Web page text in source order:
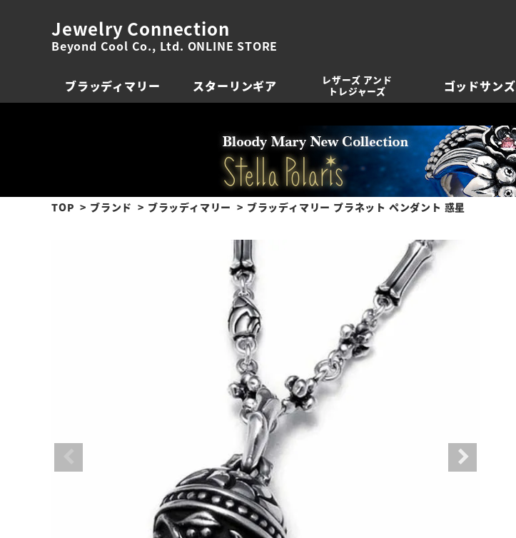
Jewelry Connection
Beyond Cool Co., Ltd. ONLINE STORE
ブラッディマリー スターリンギア
レザーズ アンド
トレジャーズ
ゴッドサンズ
TOP ブランド ブラッディマリー ブラッディマリー プラネット ペンダント 惑星